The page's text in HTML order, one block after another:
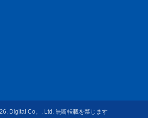
Digital Co。, Ltd. 無断転載を禁じます